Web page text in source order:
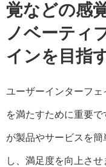
覚などの感
ノベーティ
インを目指
ユーザーインターフ
を満たすために重要
が製品やサービスを
し、満足度を向上させ